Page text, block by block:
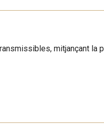
mitjançant la